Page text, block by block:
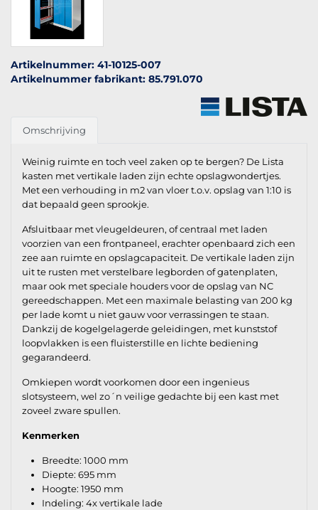
Artikelnummer: 41-10125-007
Artikelnummer fabrikant: 85.791.070
Omschrijving
Weinig ruimte en toch veel zaken op te bergen? De Lista
kasten met vertikale laden zijn echte opslagwondertjes.
Met een verhouding in m2 van vloer t.o.v. opslag van 1:10 is
dat bepaald geen sprookje.
Afsluitbaar met vleugeldeuren, of centraal met laden
voorzien van een frontpaneel, erachter openbaard zich een
zee aan ruimte en opslagcapaciteit. De vertikale laden zijn
uit te rusten met verstelbare legborden of gatenplaten,
maar ook met speciale houders voor de opslag van NC
gereedschappen. Met een maximale belasting van 200 kg
per lade komt u niet gauw voor verrassingen te staan.
Dankzij de kogelgelagerde geleidingen, met kunststof
loopvlakken is een fluisterstille en lichte bediening
gegarandeerd.
Omkiepen wordt voorkomen door een ingenieus
slotsysteem, wel zo´n veilige gedachte bij een kast met
zoveel zware spullen.
Kenmerken
Breedte: 1000 mm
Diepte: 695 mm
Hoogte: 1950 mm
Indeling: 4x vertikale lade